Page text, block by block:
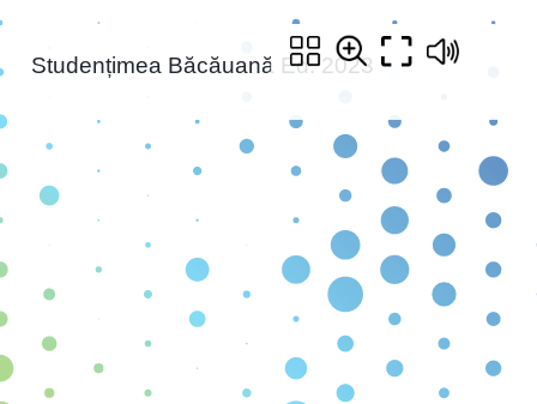
Studențimea Băcăuană Ed. 2023